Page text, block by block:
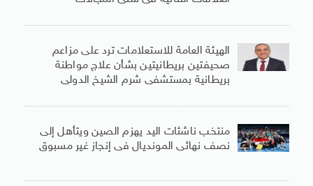
الهيئة العامة للاستعلامات ترد على مزاعم
صحيفتين بريطانيتين بشأن علاج مواطنة
بريطانية بمستشفى شرم الشيخ الدولى
منتخب ناشئات اليد يهزم الصين ويتأهل إلى
نصف نهائى المونديال فى إنجاز غير مسبوق